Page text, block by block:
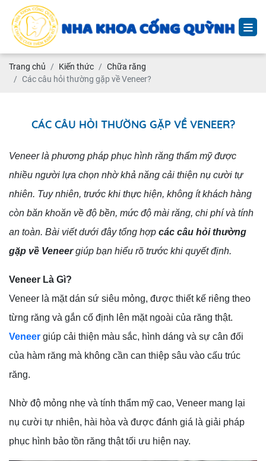
Trang chủ Kiến thức
Chữa răng
Các câu hỏi thường gặp về Veneer?
CÁC CÂU HỎI THƯỜNG GẶP VỀ VENEER?
Veneer là phương pháp phục hình răng thẩm mỹ được
nhiều người lựa chọn nhờ khả năng cải thiện nụ cười tự
nhiên. Tuy nhiên, trước khi thực hiện, không ít khách hàng
còn băn khoăn về độ bền, mức độ mài răng, chi phí và tính
an toàn. Bài viết dưới đây tổng hợp các câu hỏi thường
gặp về Veneergiúp bạn hiểu rõ trước khi quyết định.
Veneer Là Gì?
Veneer là mặt dán sứ siêu mỏng, được thiết kế riêng theo
từng răng và gắn cố định lên mặt ngoài của răng thật.
Veneer giúp cải thiện màu sắc, hình dáng và sự cân đối
của hàm răng mà không cần can thiệp sâu vào cấu trúc
răng.
Nhờ độ mỏng nhẹ và tính thẩm mỹ cao, Veneer mang lại
nụ cười tự nhiên, hài hòa và được đánh giá là giải pháp
phục hình bảo tồn răng thật tối ưu hiện nay.